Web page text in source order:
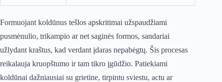
Formuojant koldūnus tešlos apskritimai užspaudžiami
pusmėnulio, trikampio ar net saginės formos, sandariai
užlydant kraštus, kad verdant įdaras nepabėgtų. Šis procesas
reikalauja kruopštumo ir tam tikro įgūdžio. Patiekiami
koldūnai dažniausiai su grietine, tirpintu sviestu, actu ar